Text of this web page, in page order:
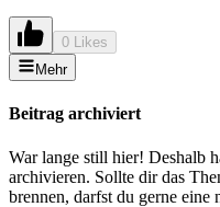
0 Likes
Mehr
Beitrag archiviert
War lange still hier! Deshalb
archivieren. Sollte dir das
brennen, darfst du gerne eine